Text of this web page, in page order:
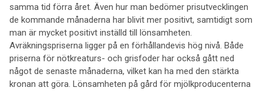
samma tid förra året. Även hur man bedömer prisutvecklingen
de kommande månaderna har blivit mer positivt, samtidigt som
man är mycket positivt inställd till lönsamheten.
Avräkningspriserna ligger på en förhållandevis hög nivå. Både
priserna för nötkreaturs- och grisfoder har också gått ned
något de senaste månaderna, vilket kan ha med den stärkta
kronan att göra. Lönsamheten på gård för mjölkproducenterna